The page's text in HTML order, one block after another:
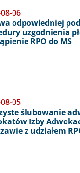
06
odpowiedniej
uzgodnienia
RPO do MS
05
ślubowanie
Izby
z udziałem